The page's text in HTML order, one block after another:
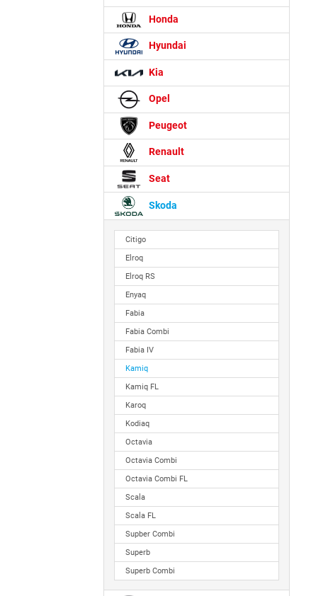
Honda
Hyundai
Kia
Opel
Peugeot
Renault
Seat
Skoda
Citigo
Elroq
Elroq RS
Enyaq
Fabia
Fabia Combi
Fabia IV
Kamiq
Kamiq FL
Karoq
Kodiaq
Octavia
Octavia Combi
Octavia Combi FL
Scala
Scala FL
Supber Combi
Superb
Superb Combi